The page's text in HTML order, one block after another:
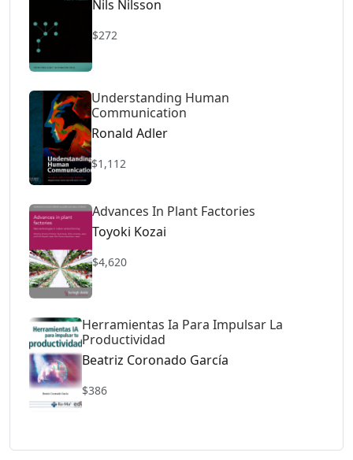
Nils Nilsson
$272
Understanding Human
Communication
Ronald Adler
$1,112
Advances In Plant Factories
Toyoki Kozai
$4,620
Herramientas Ia Para Impulsar La
Productividad
Beatriz Coronado García
$386